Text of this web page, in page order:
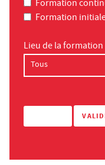
Formation
Formation
Lieu de la formation